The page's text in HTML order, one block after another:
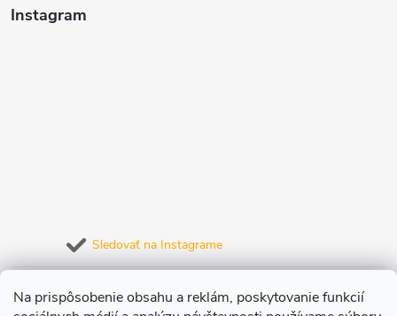
Na prispôsobenie obsahu a reklám, poskytovanie funkcií
Instagram
Sledovať na Instagrame
Prijímame online platby